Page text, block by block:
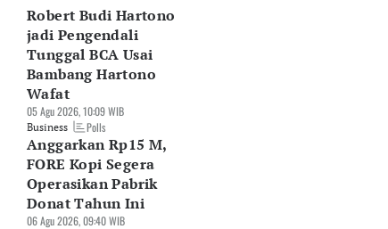
Business
Robert Budi Hartono
jadi Pengendali
Tunggal BCA Usai
Bambang Hartono
Wafat
05 Agu 2026, 10:09 WIB
Business Polls
Anggarkan Rp15 M,
FORE Kopi Segera
Operasikan Pabrik
Donat Tahun Ini
06 Agu 2026, 09:40 WIB